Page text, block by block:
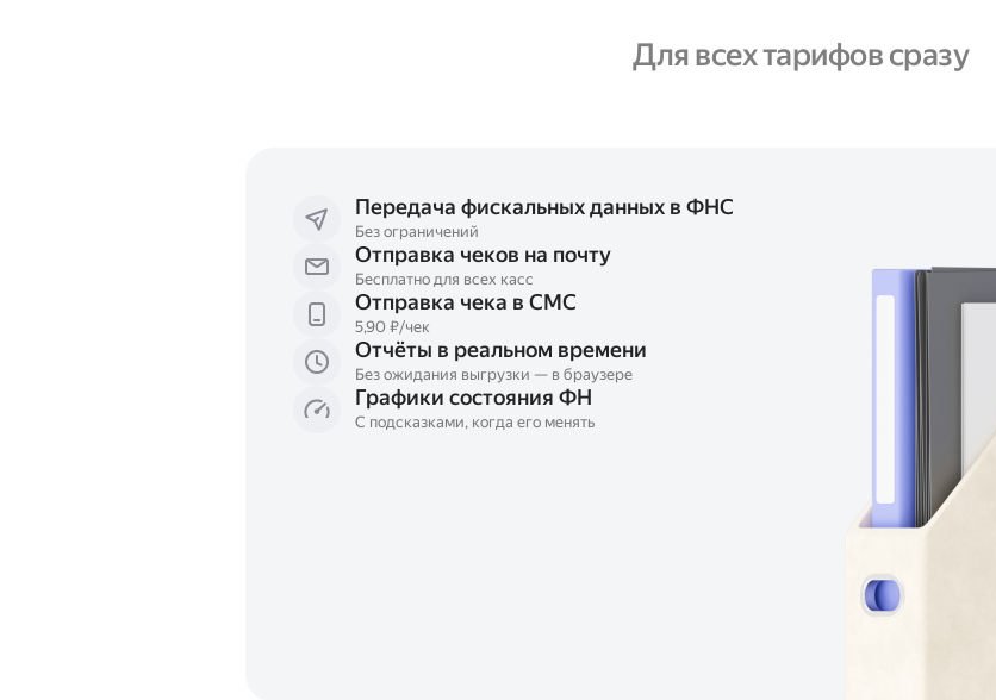
Для всех тарифов сразу
Передача фискальных данных в ФНС
Без ограничений
Отправка чеков на почту
Бесплатно для всех касс
Отправка чека в СМС
5,90 ₽/чек
Отчёты в реальном времени
Без ожидания выгрузки — в браузере
Графики состояния ФН
С подсказками, когда его менять